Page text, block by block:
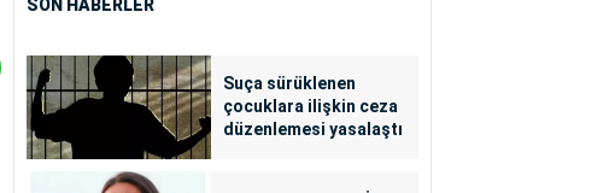
SON HABERLER
Suça sürüklenen
çocuklara ilişkin ceza
düzenlemesi yasalaştı